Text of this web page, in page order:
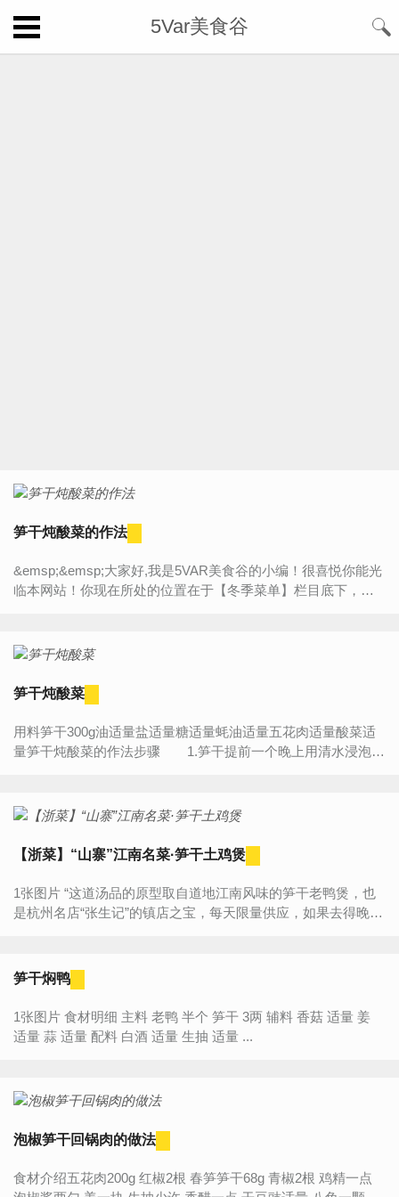
5Var美食谷
笋干炖酸菜的作法
&emsp;&emsp;大家好,我是5VAR美食谷的小编！很喜悦你能光
临本网站！你现在所处的位置在于【冬季菜单】栏目底下，今
笋干炖酸菜
用料笋干300g油适量盐适量糖适量蚝油适量五花肉适量酸菜适
量笋干炖酸菜的作法步骤 1.笋干提前一个晚上用清水浸泡，
【浙菜】“山寨”江南名菜·笋干土鸡煲
1张图片 “这道汤品的原型取自道地江南风味的笋干老鸭煲，也
是杭州名店“张生记”的镇店之宝，每天限量供应，如果去得晚了
笋干焖鸭
1张图片 食材明细 主料 老鸭 半个 笋干 3两 辅料 香菇 适量 姜
适量 蒜 适量 配料 白酒 适量 生抽 适量 ...
泡椒笋干回锅肉的做法
食材介绍五花肉200g 红椒2根 春笋笋干68g 青椒2根 鸡精一点